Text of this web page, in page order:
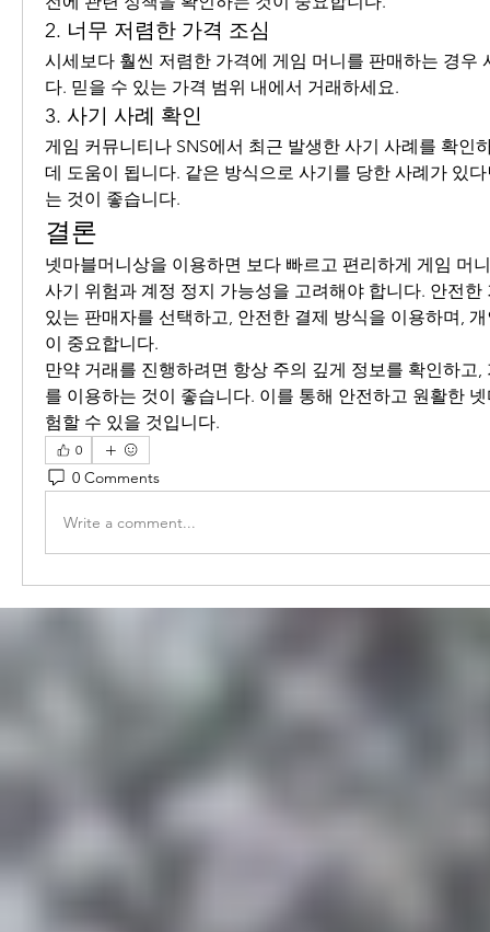
2. 너무 저렴한 가격 조심
시세보다 훨씬 저렴한 가격에 게임 머니를 판매하는 경우
다. 믿을 수 있는 가격 범위 내에서 거래하세요.
3. 사기 사례 확인
게임 커뮤니티나 SNS에서 최근 발생한 사기 사례를 확인
데 도움이 됩니다. 같은 방식으로 사기를 당한 사례가 있
는 것이 좋습니다.
결론
넷마블머니상을 이용하면 보다 빠르고 편리하게 게임 머
사기 위험과 계정 정지 가능성을 고려해야 합니다. 안전한
있는 판매자를 선택하고, 안전한 결제 방식을 이용하며,
이 중요합니다.
만약 거래를 진행하려면 항상 주의 깊게 정보를 확인하고
를 이용하는 것이 좋습니다. 이를 통해 안전하고 원활한
험할 수 있을 것입니다.
0
0 Comments
Write a comment...